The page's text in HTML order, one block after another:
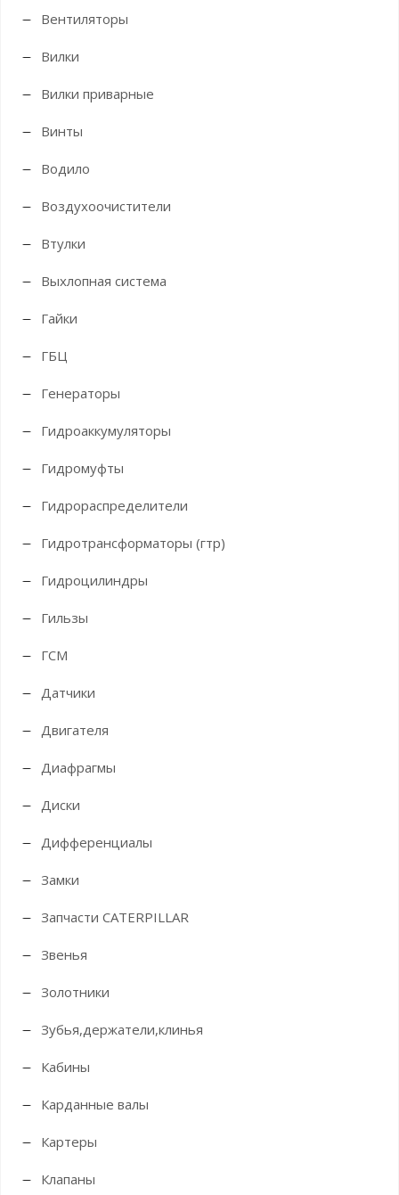
Вентиляторы
Вилки
Вилки приварные
Винты
Водило
Воздухоочистители
Втулки
Выхлопная система
Гайки
ГБЦ
Генераторы
Гидроаккумуляторы
Гидромуфты
Гидрораспределители
Гидротрансформаторы (гтр)
Гидроцилиндры
Гильзы
ГСМ
Датчики
Двигателя
Диафрагмы
Диски
Дифференциалы
Замки
Запчасти CATERPILLAR
Звенья
Золотники
Зубья,держатели,клинья
Кабины
Карданные валы
Картеры
Клапаны